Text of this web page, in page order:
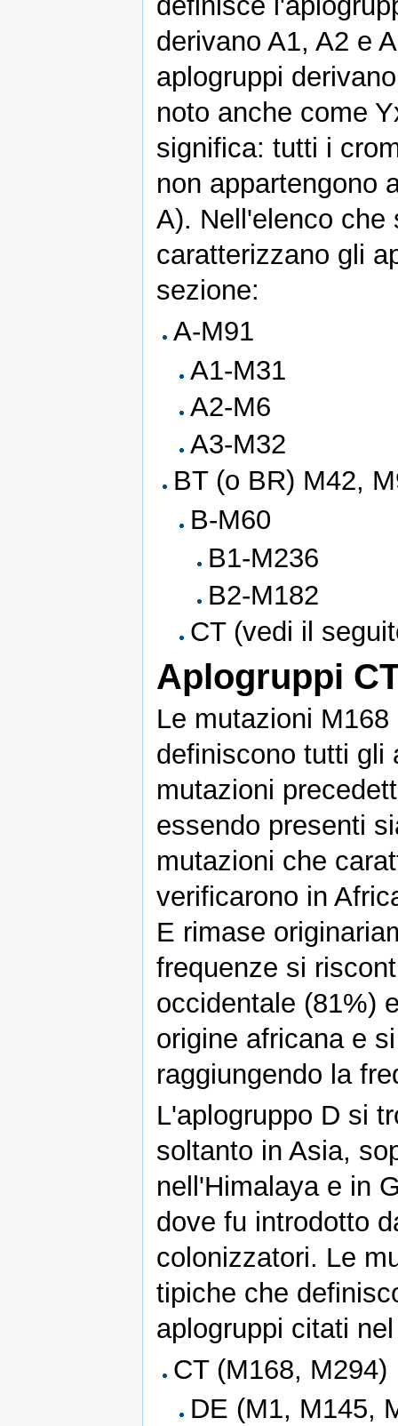
derivano A1, A2 e
aplogruppi
noto anche come
significa: tutti i
non appartengono
A). Nell'elenco che
caratterizzano gli
sezione:
A-M91
A1-M31
A2-M6
A3-M32
BT (o BR) M42,
B-M60
B1-M236
B2-M182
CT (vedi il
Aplogruppi
Le mutazioni
definiscono tutti gli
mutazioni
essendo presenti
mutazioni che
verificarono in
E rimase
frequenze si
occidentale (81%)
origine africana e
raggiungendo la
L'aplogruppo D si
soltanto in Asia,
nell'Himalaya e in
dove fu introdotto
colonizzatori. Le
tipiche che
aplogruppi citati
CT (M168, M294)
DE (M1, M145,